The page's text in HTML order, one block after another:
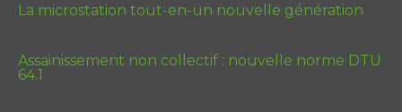
La microstation tout-en-un nouvelle génération
Assainissement non collectif : nouvelle norme DTU
64.1